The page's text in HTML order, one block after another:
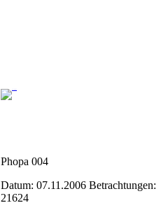
Phopa 004
Datum: 07.11.2006 Betrachtungen:
21624